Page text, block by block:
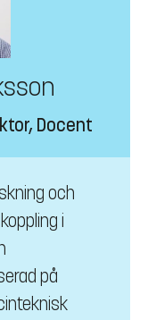
Docent
och
i
på